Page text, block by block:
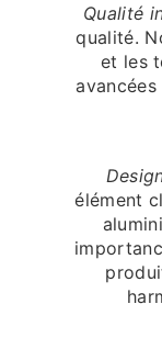
Qualité
qualité.
et les
élément